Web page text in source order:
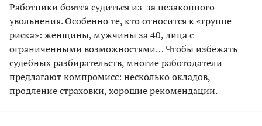
Работники боятся судиться из-за незаконного
увольнения. Особенно те, кто относится к «группе
риска»: женщины, мужчины за 40, лица с
ограниченными возможностями… Чтобы избежать
судебных разбирательств, многие работодатели
предлагают компромисс: несколько окладов,
продление страховки, хорошие рекомендации.